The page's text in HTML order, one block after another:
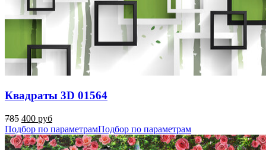
Квадраты 3D 01564
785 400 руб
Подбор по параметрамПодбор по параметрам